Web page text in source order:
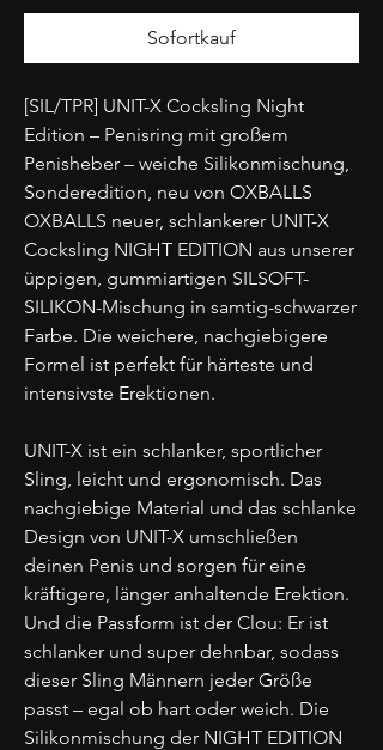
Sofortkauf
[SIL/TPR] UNIT-X Cocksling Night
Edition – Penisring mit großem
Penisheber – weiche Silikonmischung,
Sonderedition, neu von OXBALLS
OXBALLS neuer, schlankerer UNIT-X
Cocksling NIGHT EDITION aus unserer
üppigen, gummiartigen SILSOFT-
SILIKON-Mischung in samtig-schwarzer
Farbe. Die weichere, nachgiebigere
Formel ist perfekt für härteste und
intensivste Erektionen.
UNIT-X ist ein schlanker, sportlicher
Sling, leicht und ergonomisch. Das
nachgiebige Material und das schlanke
Design von UNIT-X umschließen
deinen Penis und sorgen für eine
kräftigere, länger anhaltende Erektion.
Und die Passform ist der Clou: Er ist
schlanker und super dehnbar, sodass
dieser Sling Männern jeder Größe
passt – egal ob hart oder weich. Die
Silikonmischung der NIGHT EDITION